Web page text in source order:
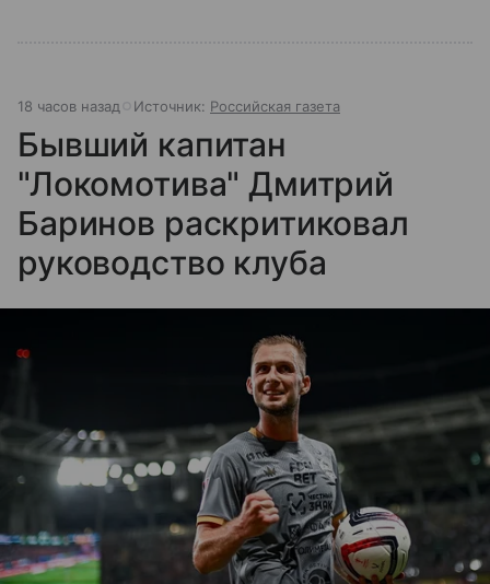
18 часов назад Источник: Российская газета
Бывший капитан
"Локомотива" Дмитрий
Баринов раскритиковал
руководство клуба